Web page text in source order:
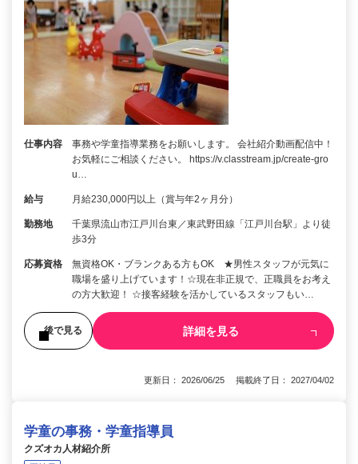
仕事内容
事務や学童指導業務をお願いします。 会社紹介動画配信中！
お気軽にご相談ください。 https://v.classtream.jp/create-gro
u…
給与 月給230,000円以上（賞与年2ヶ月分）
勤務地
千葉県流山市江戸川台東／東武野田線「江戸川台駅」より徒
歩3分
応募資格
無資格OK・ブランクある方もOK ★男性スタッフが元気に
職場を盛り上げています！☆現在非正規で、正職員をお考え
の方大歓迎！ ☆接客経験を活かしているスタッフもい…
後で見る 詳細を見る
更新日： 2026/06/25 掲載終了日： 2027/04/02
学童の事務・学童指導員
クズオカ人材紹介所